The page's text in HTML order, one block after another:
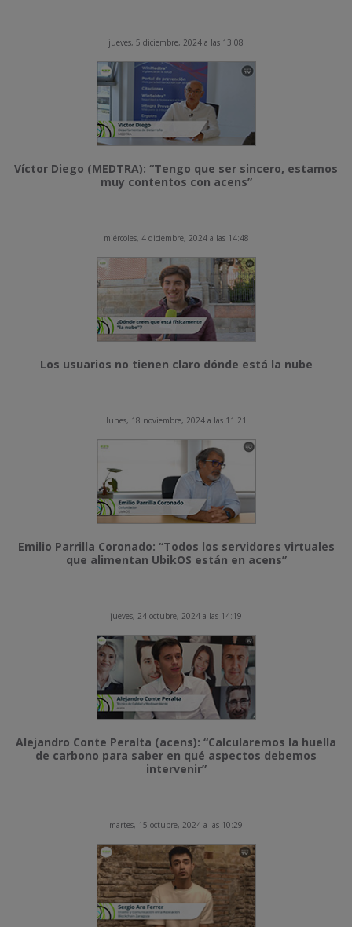
jueves, 5 diciembre, 2024 a las 13:08
Víctor Diego (MEDTRA): “Tengo que ser sincero, estamos
muy contentos con acens”
miércoles, 4 diciembre, 2024 a las 14:48
Los usuarios no tienen claro dónde está la nube
lunes, 18 noviembre, 2024 a las 11:21
Emilio Parrilla Coronado: “Todos los servidores virtuales
que alimentan UbikOS están en acens”
jueves, 24 octubre, 2024 a las 14:19
Alejandro Conte Peralta (acens): “Calcularemos la huella
de carbono para saber en qué aspectos debemos
intervenir”
martes, 15 octubre, 2024 a las 10:29